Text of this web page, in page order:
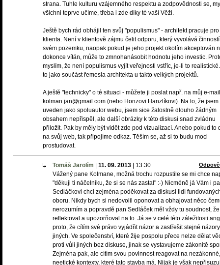
strana. Tuhle kulturu vzájemného respektu a zodpovědnosti se,
všichni teprve učíme, třeba i zde díky té vaší Věži.
Ještě bych rád obhájil ten svůj "populismus" - architekt pracuje pro
klienta. Není v klientově zájmu čelit odporu, který vyvolává
svém pozemku, naopak pokud je jeho projekt okolím akceptován
dokonce vítán, může to zmnohanásobit hodnotu jeho investic.
myslím, že není populismus vyjít veřejnosti vstříc, je-li to
to jako součást řemesla architekta u takto velkých projektů.
A ještě "technicky" o té situaci - můžete ji poslat např. na můj e-
kolman.jan@gmail.com (nebo Honzovi Hanzlíkovi). Na to, že jsem
uveden jako spoluautor webu, jsem sice žalostně dlouho žádným
obsahem nepřispěl, ale další obrázky k této diskusi snad zvládnu
přiložit. Pak by měly být vidět zde pod vizualizací. Anebo pokud to
na svůj web, tak připojíme odkaz. Těším se, až si to budu moci
prostudovat.
Tomáš Jarolím 11. 09. 2013 13:30
Vážený pane Kolmane, možná trochu rozpustile se mi chce
"děkuji ti náčelníku, že si se nás zastal" :-) Nicméně já Vám i
Sedláčkovi chci zejména poděkovat za diskusi lidí
oboru. Nikdy bych si nedovolil oponovat a obhajovat něco
nerozumím a popravdě pan Sedláček měl vždy tu soudnost,
reflektoval a upozorňoval na to. Já se v celé této záležitosti
proto, že cítím své právo vyjádřit názor a zastřešit stejné názory
jiných. Ve společenství, které žije pospolu přece nelze dělat
proti vůli jiných bez diskuse, jinak se vystavujeme zákonitě
Zejména pak, ale cítím svou povinnost reagovat na
neetické kontexty, které tato stavba má. Nijak je však